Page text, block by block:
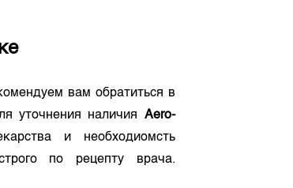
вам обратиться в
уточнения наличия Aero-
и необходиомсть
по рецепту врача.